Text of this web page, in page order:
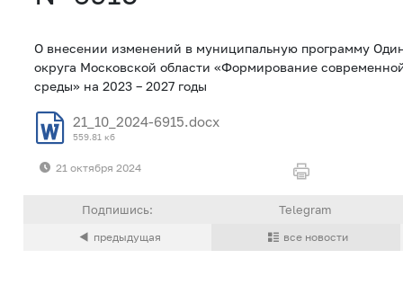
О внесении изменений в муниципальную программу
округа Московской области «Формирование
среды» на 2023 – 2027 годы
21_10_2024-6915.docx
559.81 кб
21 октября 2024